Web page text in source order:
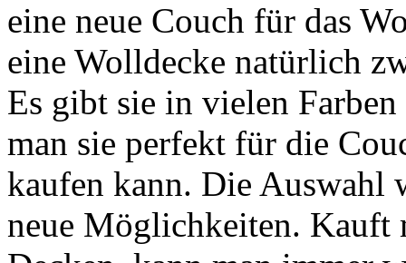
eine neue Couch für das
eine Wolldecke natürlich
Es gibt sie in vielen
man sie perfekt für die
kaufen kann. Die Auswahl
neue Möglichkeiten. Kauft